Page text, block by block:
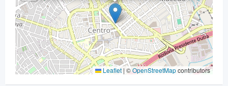
Leaflet | ©OpenStreetMapcontributors